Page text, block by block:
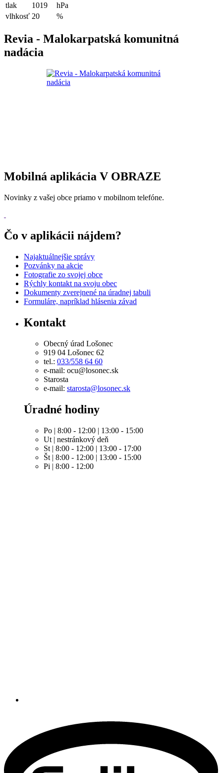
tlak
1019
hPa
vlhkosť 20 %
Revia - Malokarpatská komunitná
nadácia
Mobilná aplikácia V OBRAZE
Novinky z vašej obce priamo v mobilnom telefóne.
Čo v aplikácii nájdem?
Najaktuálnejšie správy
Pozvánky na akcie
Fotografie zo svojej obce
Rýchly kontakt na svoju obec
Dokumenty zverejnené na úradnej tabuli
Formuláre, napríklad hlásenia závad
Kontakt
Obecný úrad Lošonec
919 04 Lošonec 62
tel.: 033/558 64 60
e-mail: ocu@losonec.sk
Starosta
e-mail: starosta@losonec.sk
Úradné hodiny
Po | 8:00 - 12:00 | 13:00 - 15:00
Ut | nestránkový deň
St | 8:00 - 12:00 | 13:00 - 17:00
Št | 8:00 - 12:00 | 13:00 - 15:00
Pi | 8:00 - 12:00